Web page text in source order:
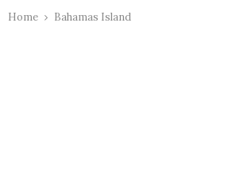
Home Bahamas Island